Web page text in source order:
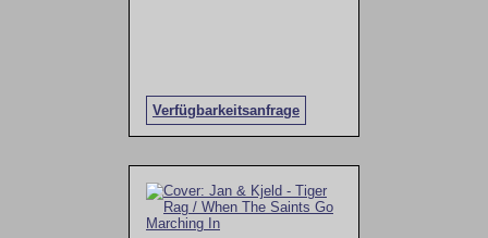
Verfügbarkeitsanfrage